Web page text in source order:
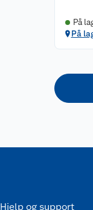
På
På
Hjelp og support